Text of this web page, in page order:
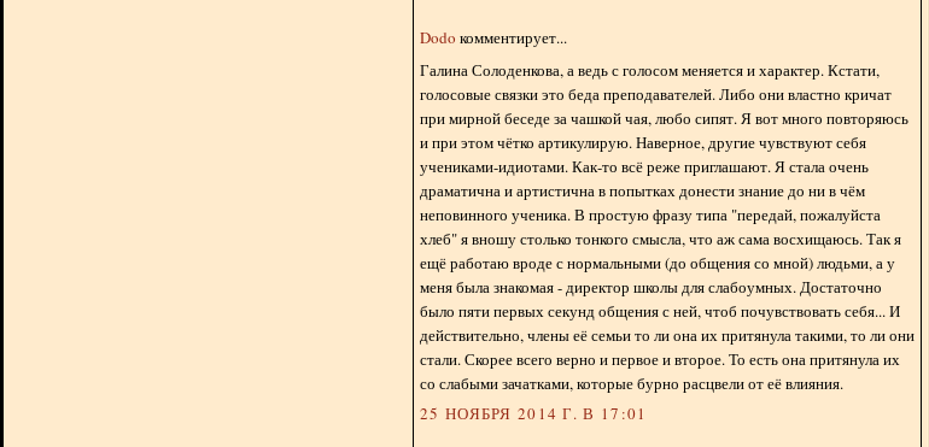
Dodo комментирует...
Галина Солоденкова, а ведь с голосом меняется и характер. Кстати,
голосовые связки это беда преподавателей. Либо они властно кричат
при мирной беседе за чашкой чая, любо сипят. Я вот много повторяюсь
и при этом чётко артикулирую. Наверное, другие чувствуют себя
учениками-идиотами. Как-то всё реже приглашают. Я стала очень
драматична и артистична в попытках донести знание до ни в чём
неповинного ученика. В простую фразу типа "передай, пожалуйста
хлеб" я вношу столько тонкого смысла, что аж сама восхищаюсь. Так я
ещё работаю вроде с нормальными (до общения со мной) людьми, а у
меня была знакомая - директор школы для слабоумных. Достаточно
было пяти первых секунд общения с ней, чтоб почувствовать себя... И
действительно, члены её семьи то ли она их притянула такими, то ли они
стали. Скорее всего верно и первое и второе. То есть она притянула их
со слабыми зачатками, которые бурно расцвели от её влияния.
25 НОЯБРЯ 2014 Г. В 17:01